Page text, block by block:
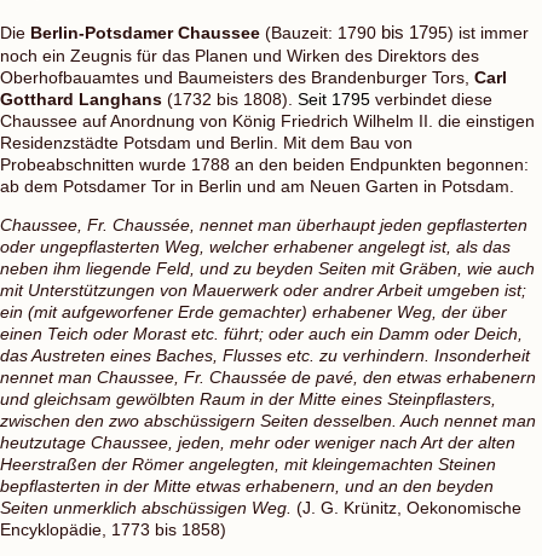
Die Berlin-Potsdamer Chaussee (Bauzeit: 1790 bis 1795) ist immer
noch ein Zeugnis für das Planen und Wirken des Direktors des
Oberhofbauamtes und Baumeisters des Brandenburger Tors, Carl
Gotthard Langhans (1732 bis 1808). Seit 1795 verbindet diese
Chaussee auf Anordnung von König Friedrich Wilhelm II. die einstigen
Residenzstädte Potsdam und Berlin. Mit dem Bau von
Probeabschnitten wurde 1788 an den beiden Endpunkten begonnen:
ab dem Potsdamer Tor in Berlin und am Neuen Garten in Potsdam.
Chaussee, Fr. Chaussée, nennet man überhaupt jeden gepflasterten
oder ungepflasterten Weg, welcher erhabener angelegt ist, als das
neben ihm liegende Feld, und zu beyden Seiten mit Gräben, wie auch
mit Unterstützungen von Mauerwerk oder andrer Arbeit umgeben ist;
ein (mit aufgeworfener Erde gemachter) erhabener Weg, der über
einen Teich oder Morast etc. führt; oder auch ein Damm oder Deich,
das Austreten eines Baches, Flusses etc. zu verhindern. Insonderheit
nennet man Chaussee, Fr. Chaussée de pavé, den etwas erhabenern
und gleichsam gewölbten Raum in der Mitte eines Steinpflasters,
zwischen den zwo abschüssigern Seiten desselben. Auch nennet man
heutzutage Chaussee, jeden, mehr oder weniger nach Art der alten
Heerstraßen der Römer angelegten, mit kleingemachten Steinen
bepflasterten in der Mitte etwas erhabenern, und an den beyden
Seiten unmerklich abschüssigen Weg. (J. G. Krünitz, Oekonomische
Encyklopädie, 1773 bis 1858)